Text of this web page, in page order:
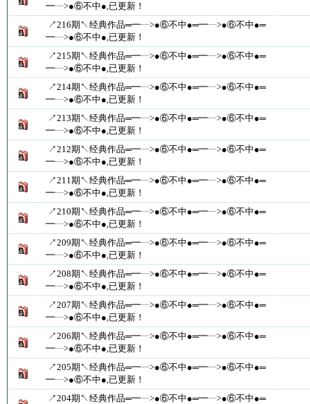
━┈>●⑥不中●,已更新！
↗216期↖经典作品═━┈>●⑥不中●═━┈>●⑥不中●═
━┈>●⑥不中●,已更新！
↗215期↖经典作品═━┈>●⑥不中●═━┈>●⑥不中●═
━┈>●⑥不中●,已更新！
↗214期↖经典作品═━┈>●⑥不中●═━┈>●⑥不中●═
━┈>●⑥不中●,已更新！
↗213期↖经典作品═━┈>●⑥不中●═━┈>●⑥不中●═
━┈>●⑥不中●,已更新！
↗212期↖经典作品═━┈>●⑥不中●═━┈>●⑥不中●═
━┈>●⑥不中●,已更新！
↗211期↖经典作品═━┈>●⑥不中●═━┈>●⑥不中●═
━┈>●⑥不中●,已更新！
↗210期↖经典作品═━┈>●⑥不中●═━┈>●⑥不中●═
━┈>●⑥不中●,已更新！
↗209期↖经典作品═━┈>●⑥不中●═━┈>●⑥不中●═
━┈>●⑥不中●,已更新！
↗208期↖经典作品═━┈>●⑥不中●═━┈>●⑥不中●═
━┈>●⑥不中●,已更新！
↗207期↖经典作品═━┈>●⑥不中●═━┈>●⑥不中●═
━┈>●⑥不中●,已更新！
↗206期↖经典作品═━┈>●⑥不中●═━┈>●⑥不中●═
━┈>●⑥不中●,已更新！
↗205期↖经典作品═━┈>●⑥不中●═━┈>●⑥不中●═
━┈>●⑥不中●,已更新！
↗204期↖经典作品═━┈>●⑥不中●═━┈>●⑥不中●═